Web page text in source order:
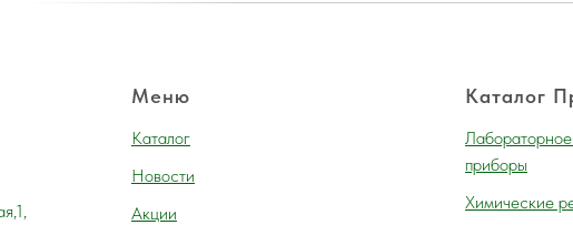
Меню
Каталог
Новости
Акции
Каталог
приборы
Химические